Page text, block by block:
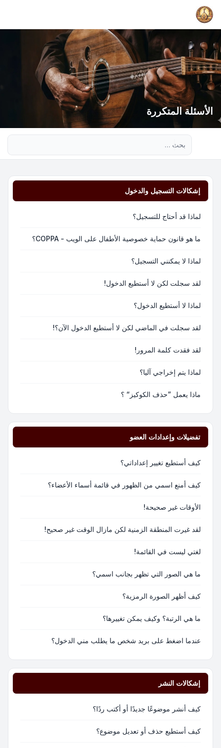
الأسئلة المتكررة
إشكالات التسجيل والدخول
لماذا قد أحتاج للتسجيل؟
ما هو قانون حماية خصوصية الأطفال على الويب - COPPA؟
لماذا لا يمكنني التسجيل؟
لقد سجلت لكن لا أستطيع الدخول!
لماذا لا أستطيع الدخول؟
لقد سجلت في الماضي لكن لا أستطيع الدخول الآن؟!
لقد فقدت كلمة المرور!
لماذا يتم إخراجي آليا؟
ماذا يعمل ”حذف الكوكيز“ ؟
تفضيلات وإعدادات العضو
كيف أستطيع تغيير إعداداتي؟
كيف أمنع اسمي من الظهور في قائمة أسماء الأعضاء؟
الأوقات غير صحيحة!
لقد غيرت المنطقة الزمنية لكن مازال الوقت غير صحيح!
لغتي ليست في القائمة!
ما هي الصور التي تظهر بجانب اسمي؟
كيف أظهر الصورة الرمزية؟
ما هي الرتبة؟ وكيف يمكن تغييرها؟
عندما اضغط على بريد شخص ما يطلب مني الدخول؟
إشكالات النشر
كيف أنشر موضوعًا جديدًا أو أكتب ردًا؟
كيف أستطيع حذف أو تعديل موضوع؟